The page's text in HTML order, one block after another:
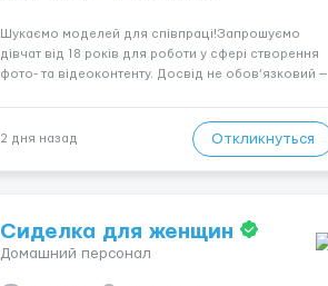
Шукаємо моделей для співпраці!Запрошуємо
дівчат від 18 років для роботи у сфері створення
фото- та відеоконтенту. Досвід не обов’язковий —
конфіденційність і професійну підтримку.
Працюємо офіційно, поважаємо особ...
2 дня назад Откликнуться
Сиделка для женщин
Домашний персонал